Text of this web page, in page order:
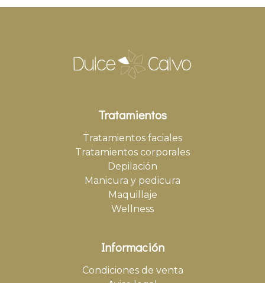
Tratamientos
Tratamientos faciales
Tratamientos corporales
Depilación
Manicura y pedicura
Maquillaje
Wellness
Información
Condiciones de venta